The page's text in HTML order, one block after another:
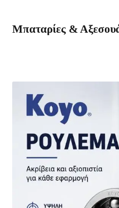
Μπαταρίες &